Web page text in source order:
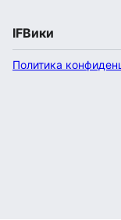
IFВики
Политика